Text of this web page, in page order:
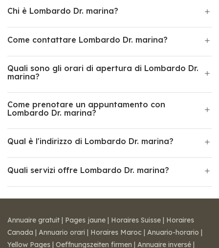
Chi è Lombardo Dr. marina?
Come contattare Lombardo Dr. marina?
Quali sono gli orari di apertura di Lombardo Dr.
marina?
Come prenotare un appuntamento con
Lombardo Dr. marina?
Qual è l'indirizzo di Lombardo Dr. marina?
Quali servizi offre Lombardo Dr. marina?
Annuaire gratuit | Pages jaune | Horaires Suisse | Horaires
Canada | Annuario orari | Horaires Maroc | Anuario-horario |
Yellow Pages | Oeffnungszeiten firmen | Annuaire inversé |